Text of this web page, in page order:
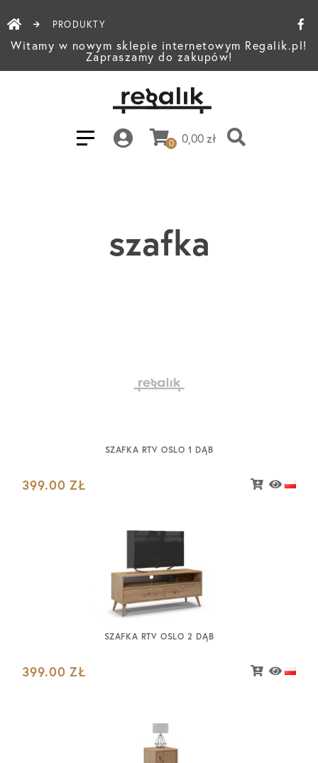
PRODUKTY
Witamy w nowym sklepie internetowym Regalik.pl!
Zapraszamy do zakupów!
0 0,00 zł
szafka
SZAFKA RTV OSLO 1 DĄB
399.00 ZŁ
SZAFKA RTV OSLO 2 DĄB
399.00 ZŁ